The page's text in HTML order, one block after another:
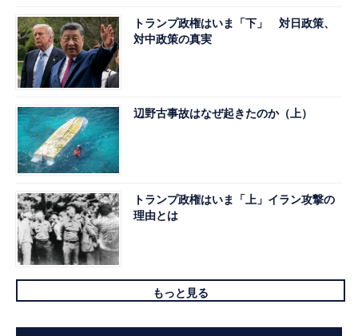
トランプ政権はいま「下」 対日政策、
対中政策の真実
辺野古事故はなぜ起きたのか（上）
トランプ政権はいま「上」イラン攻撃の
理由とは
もっと見る